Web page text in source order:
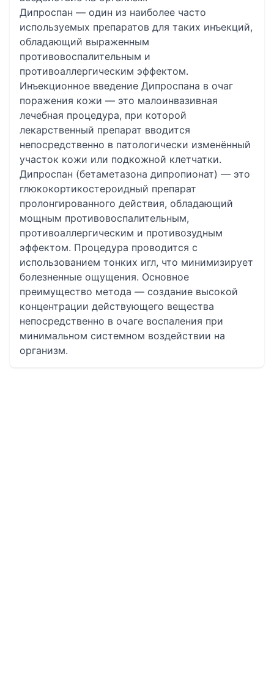
Дипроспан — один из наиболее часто
используемых препаратов для таких инъекций,
обладающий выраженным
противовоспалительным и
противоаллергическим эффектом.
Инъекционное введение Дипроспана в очаг
поражения кожи — это малоинвазивная
лечебная процедура, при которой
лекарственный препарат вводится
непосредственно в патологически изменённый
участок кожи или подкожной клетчатки.
Дипроспан (бетаметазона дипропионат) — это
глюкокортикостероидный препарат
пролонгированного действия, обладающий
мощным противовоспалительным,
противоаллергическим и противозудным
эффектом. Процедура проводится с
использованием тонких игл, что минимизирует
болезненные ощущения. Основное
преимущество метода — создание высокой
концентрации действующего вещества
непосредственно в очаге воспаления при
минимальном системном воздействии на
организм.